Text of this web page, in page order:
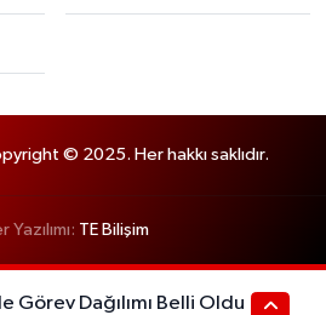
© 2025. Her hakkı saklıdır.
Yazılımı: TE Bilişim
Görev Dağılımı Belli Oldu